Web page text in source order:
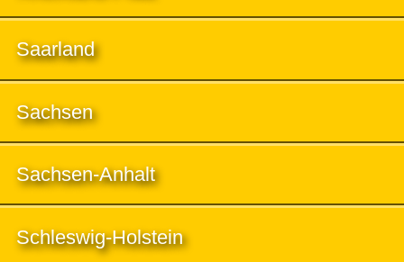
Saarland
Sachsen
Sachsen-Anhalt
Schleswig-Holstein